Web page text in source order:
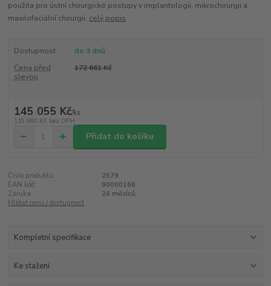
použita pro ústní chirurgické postupy v implantologii, mikrochirurgii a
maxilofaciální chirurgii. celý popis
Dostupnost
do 3 dnů
Cena před
slevou
172 661 Kč
145 055 Kč/ks
119 880 Kč bez DPH
Přidat do košíku
Číslo produktu:
2579
EAN kód:
90000166
Záruka:
24 měsíců
Hlídat cenu / dostupnost
Kompletní specifikace
Ke stažení